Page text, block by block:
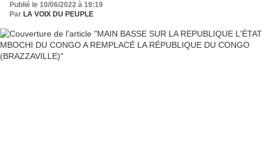
Publié le 10/06/2022 à 19:19
Par LA VOIX DU PEUPLE